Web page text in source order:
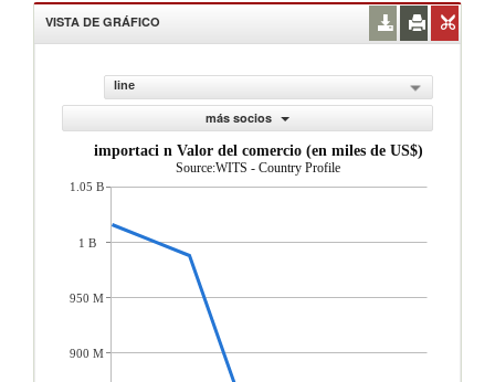
VISTA DE GRÁFICO
line
más socios
importaci n Valor del comercio (en miles de US$)
Source:WITS - Country Profile
1.05 B
1 B
950 M
900 M